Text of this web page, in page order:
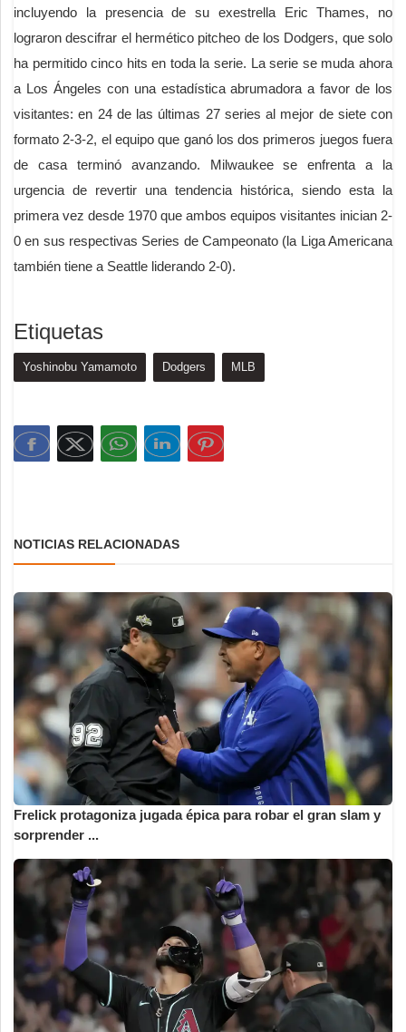
incluyendo la presencia de su exestrella Eric Thames, no
lograron descifrar el hermético pitcheo de los Dodgers, que solo
ha permitido cinco hits en toda la serie. La serie se muda ahora
a Los Ángeles con una estadística abrumadora a favor de los
visitantes: en 24 de las últimas 27 series al mejor de siete con
formato 2-3-2, el equipo que ganó los dos primeros juegos fuera
de casa terminó avanzando. Milwaukee se enfrenta a la
urgencia de revertir una tendencia histórica, siendo esta la
primera vez desde 1970 que ambos equipos visitantes inician 2-
0 en sus respectivas Series de Campeonato (la Liga Americana
también tiene a Seattle liderando 2-0).
Etiquetas
Yoshinobu Yamamoto Dodgers MLB
NOTICIAS RELACIONADAS
Frelick protagoniza jugada épica para robar el gran slam y
sorprender ...